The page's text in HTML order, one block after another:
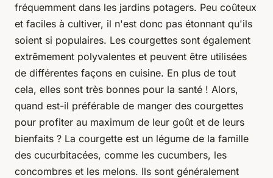
fréquemment dans les jardins potagers. Peu coûteux
et faciles à cultiver, il n'est donc pas étonnant qu'ils
soient si populaires. Les courgettes sont également
extrêmement polyvalentes et peuvent être utilisées
de différentes façons en cuisine. En plus de tout
cela, elles sont très bonnes pour la santé ! Alors,
quand est-il préférable de manger des courgettes
pour profiter au maximum de leur goût et de leurs
bienfaits ? La courgette est un légume de la famille
des cucurbitacées, comme les cucumbers, les
concombres et les melons. Ils sont généralement